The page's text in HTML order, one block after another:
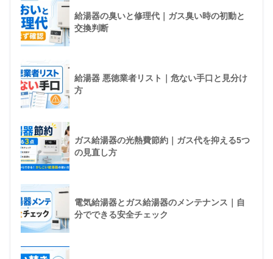
給湯器の臭いと修理代｜ガス臭い時の初動と
交換判断
給湯器 悪徳業者リスト｜危ない手口と見分け
方
ガス給湯器の光熱費節約｜ガス代を抑える5つ
の見直し方
電気給湯器とガス給湯器のメンテナンス｜自
分でできる安全チェック